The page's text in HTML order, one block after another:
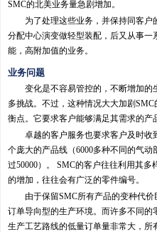
SMC的北美业务量急剧增加。
为了处理这些业务，并保持同客户
分配中心演变做轻型装配，后又从事
能，高附加值的业务。
业务问题
变化是不容易管控的，不断增加的
多挑战。不过，这种情况大大加剧
衡点。它要求客户能够满足其需求的产
卓越的客户服务也要求客户及时收
个庞大的产品线（6000多种不同的气
过50000）。 SMC的客户往往利用其
的增加，往往会有广泛的零件编号。
由于保留SMC所有产品的变种代价
订单导向型的生产环境。而许多不同
生产工艺路线的低量订单量非常大，